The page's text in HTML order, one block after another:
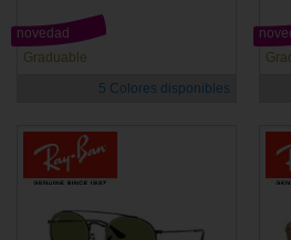
Graduable
novedad
5 Colores disponibles